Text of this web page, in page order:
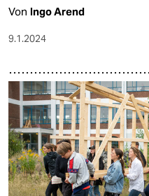
Von Ingo Arend
9.1.2024